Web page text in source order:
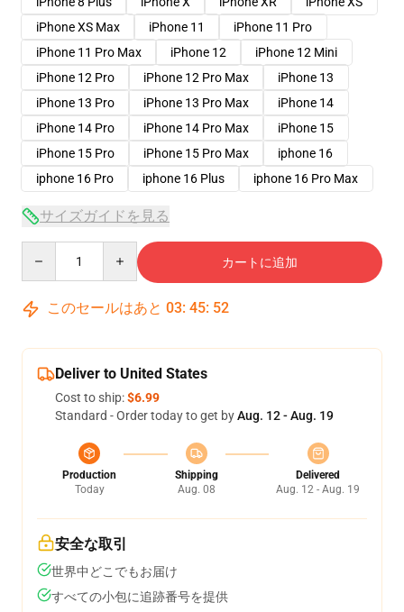
iPhone XS Max
iPhone 11
iPhone 11 Pro
iPhone 11 Pro Max
iPhone 12
iPhone 12 Mini
iPhone 12 Pro
iPhone 12 Pro Max
iPhone 13
iPhone 13 Pro
iPhone 13 Pro Max
iPhone 14
iPhone 14 Pro
iPhone 14 Pro Max
iPhone 15
iPhone 15 Pro
iPhone 15 Pro Max
iphone 16
iphone 16 Pro
iphone 16 Plus iphone 16 Pro Max
サイズガイドを見る
カートに追加
このセールはあと 03: 45: 52
Deliver to United States
Cost to ship:$6.99
Standard - Order today to get byAug. 12 - Aug. 19
Production
Today
Shipping
Aug. 08
Delivered
Aug. 12 - Aug. 19
安全な取引
世界中どこでもお届け
すべての小包に追跡番号を提供